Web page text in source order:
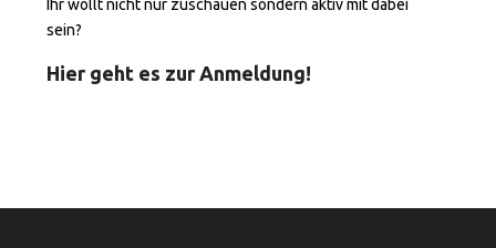
Ihr wollt nicht nur zuschauen sondern aktiv mit dabei
sein?
Hier geht es zur Anmeldung!